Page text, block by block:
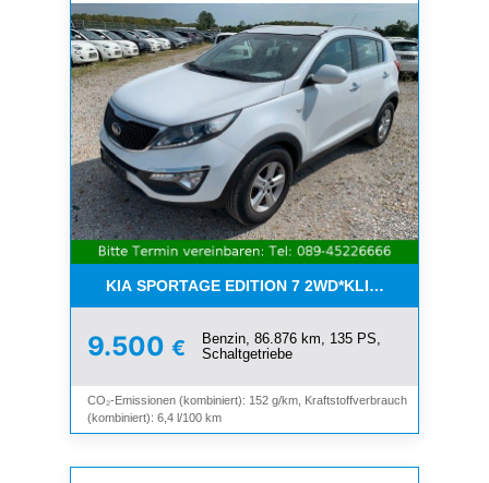
KIA SPORTAGE EDITION 7
9.500 €
Benzin, 86.876 km, 135 PS,
Schaltgetriebe
CO₂-Emissionen (kombiniert): 152 g/km, Kraftstoffverbrauch
(kombiniert): 6,4 l/100 km